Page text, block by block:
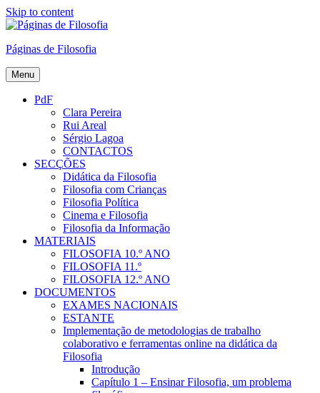
Skip to content
Páginas de Filosofia
Menu
PdF
Clara Pereira
Rui Areal
Sérgio Lagoa
CONTACTOS
SECÇÕES
Didática da Filosofia
Filosofia com Crianças
Filosofia Política
Cinema e Filosofia
Filosofia da Informação
MATERIAIS
FILOSOFIA 10.º ANO
FILOSOFIA 11.º
FILOSOFIA 12.º ANO
DOCUMENTOS
EXAMES NACIONAIS
ESTANTE
Implementação de metodologias de trabalho
colaborativo e ferramentas online na didática da
Filosofia
Introdução
Capítulo 1 – Ensinar Filosofia, um problema